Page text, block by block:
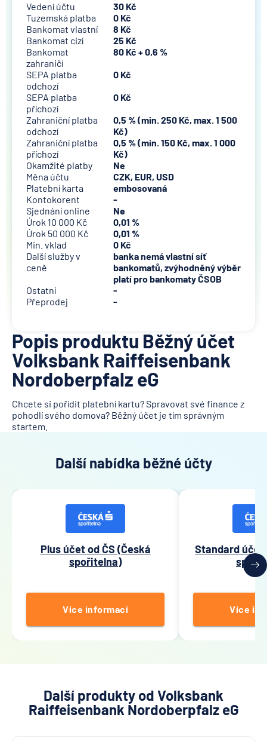
Vedení účtu
30 Kč
Tuzemská platba
0 Kč
Bankomat vlastní
8 Kč
Bankomat cizí
25 Kč
Bankomat
zahraničí
80 Kč + 0,6 %
SEPA platba
odchozí
0 Kč
SEPA platba
příchozí
0 Kč
Zahraniční platba
odchozí
0,5 % (min. 250 Kč, max. 1 500
Kč)
Zahraniční platba
příchozí
0,5 % (min. 150 Kč, max. 1 000
Kč)
Okamžité platby
Ne
Měna účtu
CZK, EUR, USD
Platební karta
embosovaná
Kontokorent
-
Sjednání online
Ne
Úrok 10 000 Kč
0,01 %
Úrok 50 000 Kč
0,01 %
Min. vklad
0 Kč
Další služby v
ceně
banka nemá vlastní síť
bankomatů, zvýhodněný výběr
platí pro bankomaty ČSOB
Ostatní
-
Přeprodej
-
Popis produktu Běžný účet
Volksbank Raiffeisenbank
Nordoberpfalz eG
Chcete si pořídit platební kartu? Spravovat své finance z
pohodlí svého domova? Běžný účet je tím správným
startem.
Další nabídka běžné účty
Plus účet od ČS (Česká
spořitelna)
Více informací
Standard účet
Více
Další produkty od Volksbank
Raiffeisenbank Nordoberpfalz eG